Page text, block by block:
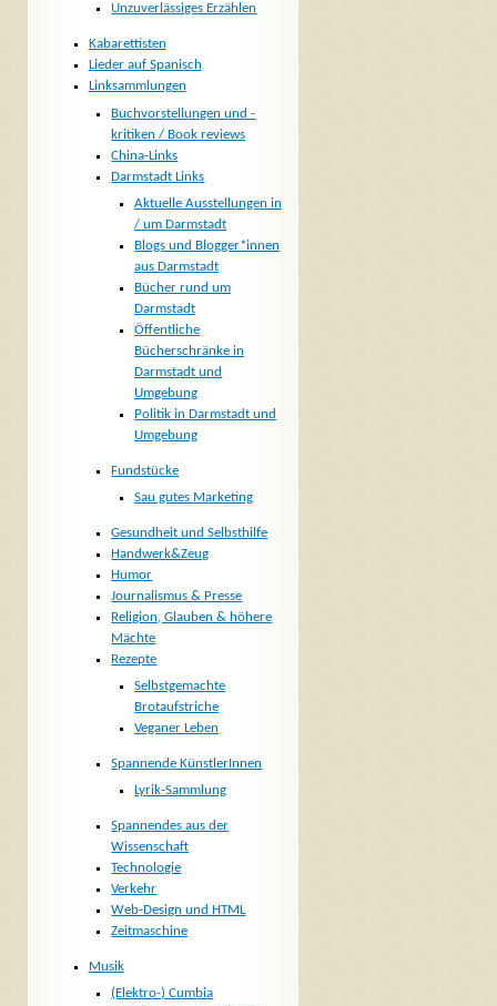
Unzuverlässiges Erzählen
Kabarettisten
Lieder auf Spanisch
Linksammlungen
Buchvorstellungen und -
kritiken / Book reviews
China-Links
Darmstadt Links
Aktuelle Ausstellungen in
/ um Darmstadt
Blogs und Blogger*innen
aus Darmstadt
Bücher rund um
Darmstadt
Öffentliche
Bücherschränke in
Darmstadt und
Umgebung
Politik in Darmstadt und
Umgebung
Fundstücke
Sau gutes Marketing
Gesundheit und Selbsthilfe
Handwerk&Zeug
Humor
Journalismus & Presse
Religion, Glauben & höhere
Mächte
Rezepte
Selbstgemachte
Brotaufstriche
Veganer Leben
Spannende KünstlerInnen
Lyrik-Sammlung
Spannendes aus der
Wissenschaft
Technologie
Verkehr
Web-Design und HTML
Zeitmaschine
Musik
(Elektro-) Cumbia